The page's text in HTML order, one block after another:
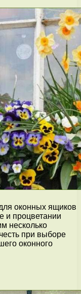
оконных ящиков
и процветании
несколько
при выборе
оконного